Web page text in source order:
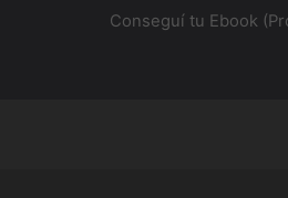
Conseguí tu Ebook